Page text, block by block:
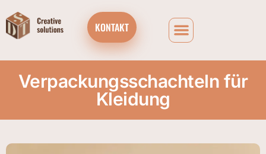
KONTAKT
Verpackungsschachteln für
Kleidung